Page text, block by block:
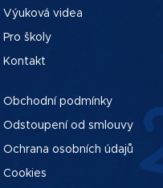
Výuková videa
Pro školy
Kontakt
Obchodní podmínky
Odstoupení od smlouvy
Ochrana osobních údajů
Cookies